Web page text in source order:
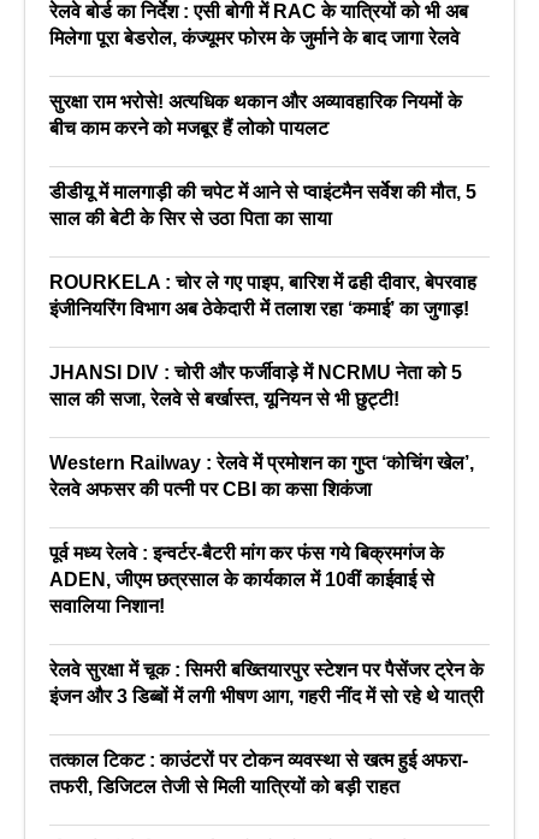
रेलवे बोर्ड का निर्देश : एसी बोगी में RAC के यात्रियों को भी अब
मिलेगा पूरा बेडरोल, कंज्यूमर फोरम के जुर्माने के बाद जागा रेलवे
सुरक्षा राम भरोसे! अत्यधिक थकान और अव्यावहारिक नियमों के
बीच काम करने को मजबूर हैं लोको पायलट
डीडीयू में मालगाड़ी की चपेट में आने से प्वाइंटमैन सर्वेश की मौत, 5
साल की बेटी के सिर से उठा पिता का साया
ROURKELA : चोर ले गए पाइप, बारिश में ढही दीवार, बेपरवाह
इंजीनियरिंग विभाग अब ठेकेदारी में तलाश रहा ‘कमाई’ का जुगाड़!
JHANSI DIV : चोरी और फर्जीवाड़े में NCRMU नेता को 5
साल की सजा, रेलवे से बर्खास्त, यूनियन से भी छुट्टी!
Western Railway : रेलवे में प्रमोशन का गुप्त ‘कोचिंग खेल’,
रेलवे अफसर की पत्नी पर CBI का कसा शिकंजा
पूर्व मध्य रेलवे : इन्वर्टर-बैटरी मांग कर फंस गये बिक्रमगंज के
ADEN, जीएम छत्रसाल के कार्यकाल में 10वीं काईवाई से
सवालिया निशान!
रेलवे सुरक्षा में चूक : सिमरी बख्तियारपुर स्टेशन पर पैसेंजर ट्रेन के
इंजन और 3 डिब्बों में लगी भीषण आग, गहरी नींद में सो रहे थे यात्री
तत्काल टिकट : काउंटरों पर टोकन व्यवस्था से खत्म हुई अफरा-
तफरी, डिजिटल तेजी से मिली यात्रियों को बड़ी राहत